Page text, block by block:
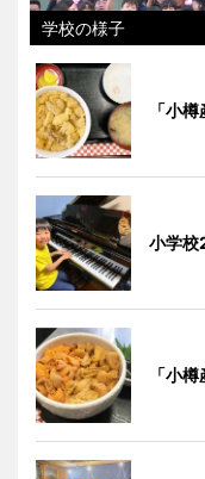
学校の様子
「小
小学校
「小